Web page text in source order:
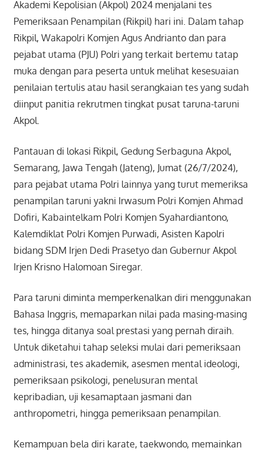
Akademi Kepolisian (Akpol) 2024 menjalani tes
Pemeriksaan Penampilan (Rikpil) hari ini. Dalam tahap
Rikpil, Wakapolri Komjen Agus Andrianto dan para
pejabat utama (PJU) Polri yang terkait bertemu tatap
muka dengan para peserta untuk melihat kesesuaian
penilaian tertulis atau hasil serangkaian tes yang sudah
diinput panitia rekrutmen tingkat pusat taruna-taruni
Akpol.
Pantauan di lokasi Rikpil, Gedung Serbaguna Akpol,
Semarang, Jawa Tengah (Jateng), Jumat (26/7/2024),
para pejabat utama Polri lainnya yang turut memeriksa
penampilan taruni yakni Irwasum Polri Komjen Ahmad
Dofiri, Kabaintelkam Polri Komjen Syahardiantono,
Kalemdiklat Polri Komjen Purwadi, Asisten Kapolri
bidang SDM Irjen Dedi Prasetyo dan Gubernur Akpol
Irjen Krisno Halomoan Siregar.
Para taruni diminta memperkenalkan diri menggunakan
Bahasa Inggris, memaparkan nilai pada masing-masing
tes, hingga ditanya soal prestasi yang pernah diraih.
Untuk diketahui tahap seleksi mulai dari pemeriksaan
administrasi, tes akademik, asesmen mental ideologi,
pemeriksaan psikologi, penelusuran mental
kepribadian, uji kesamaptaan jasmani dan
anthropometri, hingga pemeriksaan penampilan.
Kemampuan bela diri karate, taekwondo, memainkan